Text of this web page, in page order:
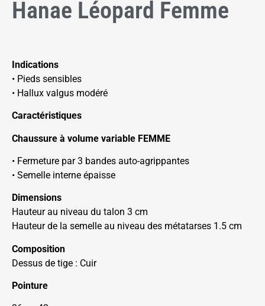
Hanae Léopard Femme
Indications
• Pieds sensibles
• Hallux valgus modéré
Caractéristiques
Chaussure à volume variable FEMME
• Fermeture par 3 bandes auto-agrippantes
• Semelle interne épaisse
Dimensions
Hauteur au niveau du talon 3 cm
Hauteur de la semelle au niveau des métatarses 1.5 cm
Composition
Dessus de tige : Cuir
Pointure